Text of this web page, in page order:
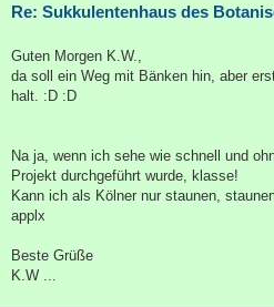
Re: Sukkulentenhaus des
Guten Morgen K.W.,
da soll ein Weg mit Bänken hin, aber
halt. :D :D
Na ja, wenn ich sehe wie schnell und
Projekt durchgeführt wurde, klasse!
Kann ich als Kölner nur staunen,
applx
Beste Grüße
K.W ...